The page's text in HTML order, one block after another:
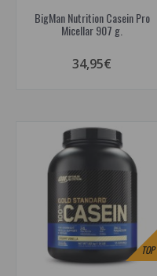
BigMan Nutrition Casein Pro
Micellar 907 g.
34,95€
TOP